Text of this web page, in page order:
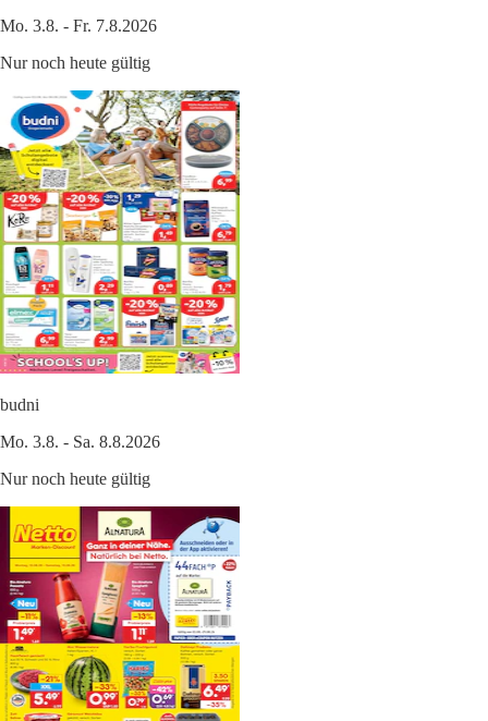
Mo. 3.8. - Fr. 7.8.2026
Nur noch heute gültig
budni
Mo. 3.8. - Sa. 8.8.2026
Nur noch heute gültig